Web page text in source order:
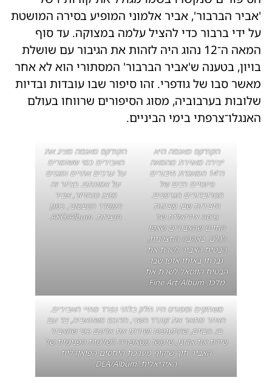
'אביר הברבור', אביר אלמוני המופיע בסירה המושטת
על ידי ברבור כדי להציל עלמה במצוקה. עד סוף
המאה ה־12 נהוג היה לזהות את הגיבור עם שושלת
בויון, בטענה ש'אביר הברבור' המסתורי הוא לא אחר
מאשר סבו של גודפרי. זהו סיפור שבו עובדות ובדיות
שלובות בערבוביה, מסוג הסיפורים שרווחו בעולם
האנגלו־צרפתי בימי הביניים.
הקודקס מאנסה היא
יצירה מאוירת מהמאה
ה־14 המאגדת חיבורים
פיוטיים רבים של
הטרובדורים הגרמנים.
היצירות שבו מציגות
גרסה אידיאלית של
החיים שהאבירים שאפו
לגלם. באהבה החצרנית,
הבטיח האביר לשרת את
גברתו באותו אופן שבו
הבטיח הווסאל לשרת את
מלכו. Fine Art/Album
הקודקס מאנסה מציג את
האבירים כמי ששומרים
על ערכים אתיים ומגנים
על אמונתם. בציור זה
מוצג טנהויזר, אביר
המסדר הטבטוני, כמגן
הנצרות. AKG/Album
משחקים וספורט היו חלק בלתי נפרד מחיי האבירים.
האיור מתאר את קונרד השני, הדוכס משוואביה, צד עם
בז. הבזים, שהתעופפו ושירתו את אדונם כפי שהאביר
שירת את אדונו, שימשו מטאפורה לשלמות הפנימית של
האביר תוך שיקוף מערכת היחסים הפיאודלית
האידיאלית. DEA/Album